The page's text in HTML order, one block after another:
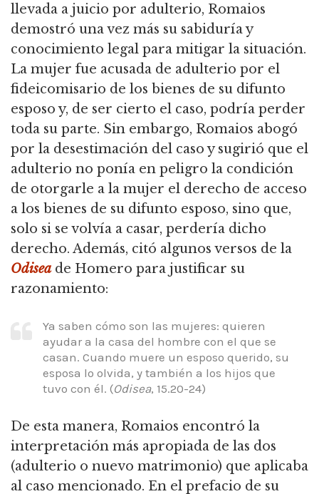
llevada a juicio por adulterio, Romaios
demostró una vez más su sabiduría y
conocimiento legal para mitigar la situación.
La mujer fue acusada de adulterio por el
fideicomisario de los bienes de su difunto
esposo y, de ser cierto el caso, podría perder
toda su parte. Sin embargo, Romaios abogó
por la desestimación del caso y sugirió que el
adulterio no ponía en peligro la condición
de otorgarle a la mujer el derecho de acceso
a los bienes de su difunto esposo, sino que,
solo si se volvía a casar, perdería dicho
derecho. Además, citó algunos versos de la
Odisea de Homero para justificar su
razonamiento:
Ya saben cómo son las mujeres: quieren
ayudar a la casa del hombre con el que se
casan. Cuando muere un esposo querido, su
esposa lo olvida, y también a los hijos que
tuvo con él. (Odisea, 15.20-24)
De esta manera, Romaios encontró la
interpretación más apropiada de las dos
(adulterio o nuevo matrimonio) que aplicaba
al caso mencionado. En el prefacio de su